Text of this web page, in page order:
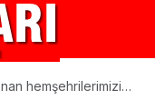
hemşehrilerimizin